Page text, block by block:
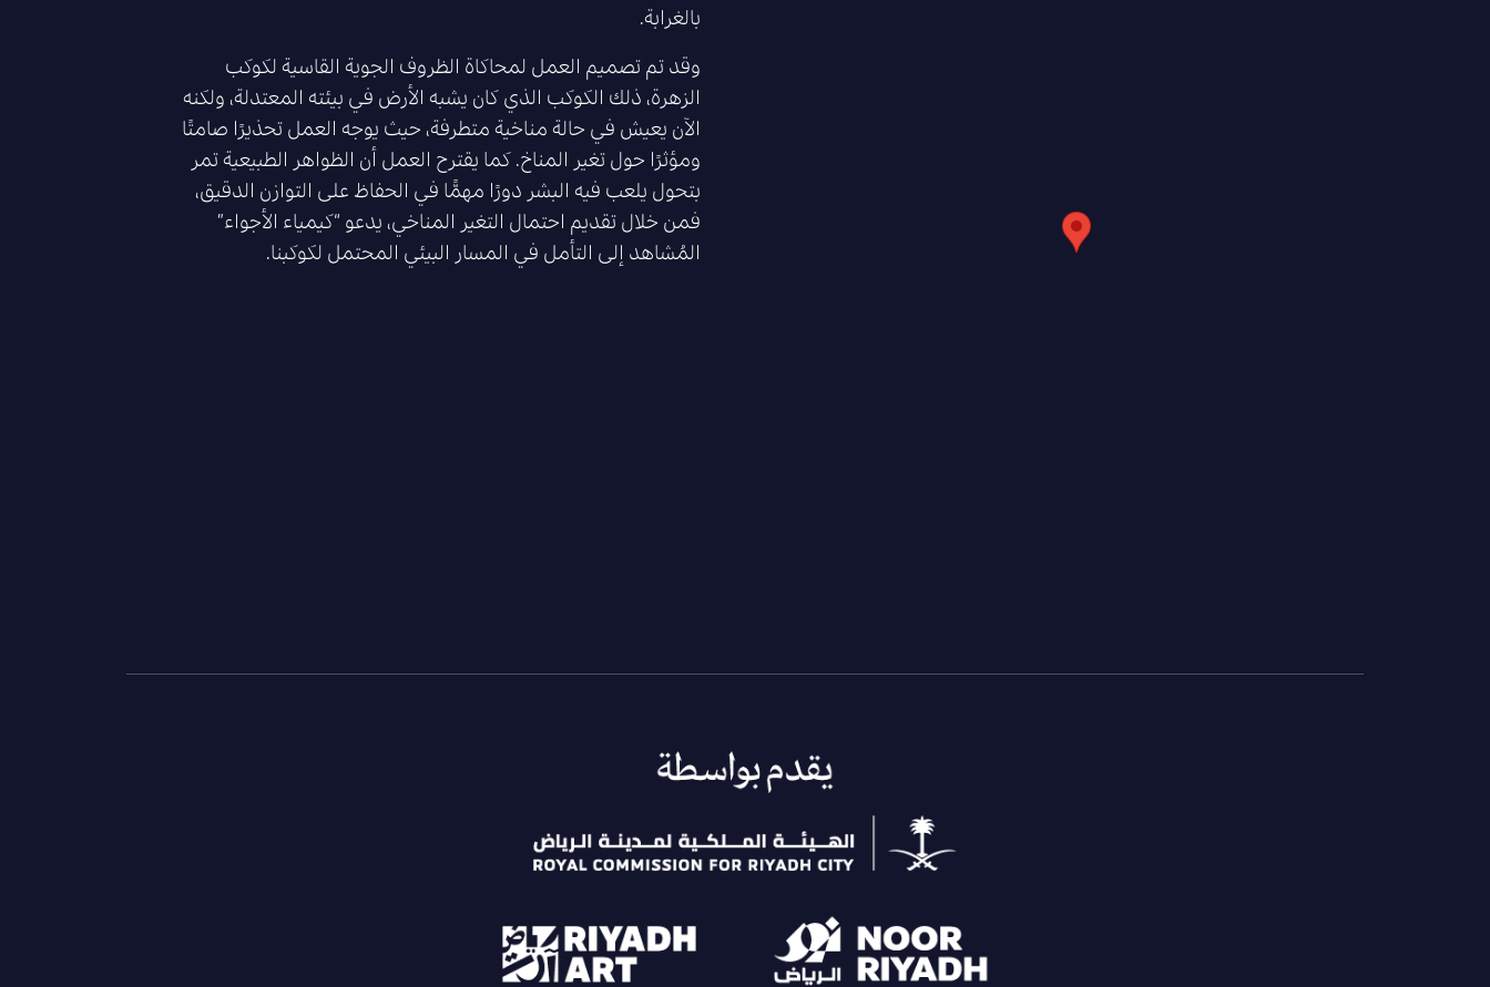
بالغرابة.
وقد تم تصميم العمل لمحاكاة الظروف الجوية القاسية لكوكب
الزهرة، ذلك الكوكب الذي كان يشبه الأرض في بيئته المعتدلة، ولكنه
الآن يعيش في حالة مناخية متطرفة، حيث يوجه العمل تحذيرًا صامتًا
ومؤثرًا حول تغير المناخ. كما يقترح العمل أن الظواهر الطبيعية تمر
بتحول يلعب فيه البشر دورًا مهمًّا في الحفاظ على التوازن الدقيق،
فمن خلال تقديم احتمال التغير المناخي، يدعو “كيمياء الأجواء”
المُشاهد إلى التأمل في المسار البيئي المحتمل لكوكبنا.